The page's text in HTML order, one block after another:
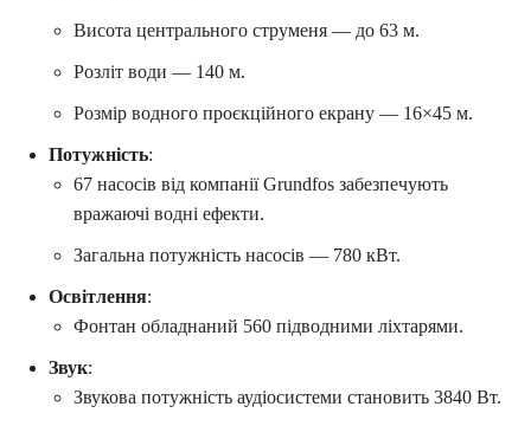
Висота центрального струменя — до 63 м.
Розліт води — 140 м.
Розмір водного проєкційного екрану — 16×45 м.
Потужність:
67 насосів від компанії Grundfos забезпечують
вражаючі водні ефекти.
Загальна потужність насосів — 780 кВт.
Освітлення:
Фонтан обладнаний 560 підводними ліхтарями.
Звук:
Звукова потужність аудіосистеми становить 3840 Вт.